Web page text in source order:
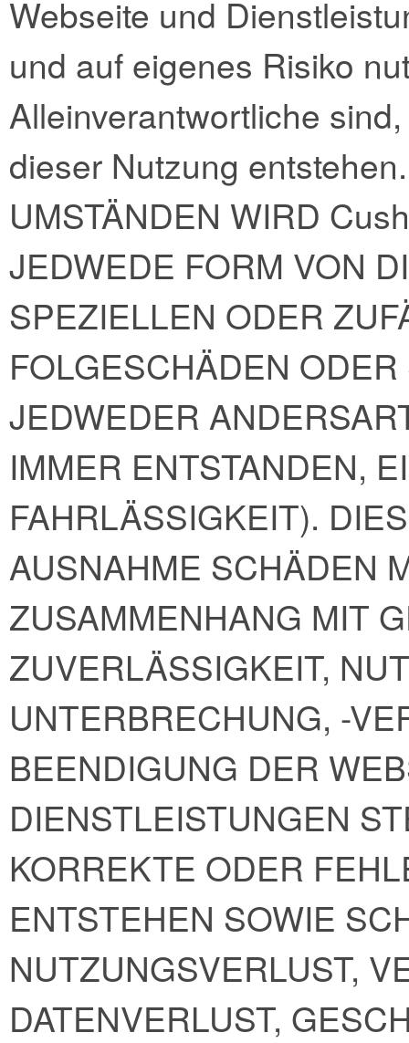
Webseite und
und auf eigenes Risiko
Alleinverantwortliche
dieser Nutzung
UMSTÄNDEN WIRD
JEDWEDE FORM VON
SPEZIELLEN ODER
FOLGESCHÄDEN
JEDWEDER
IMMER ENTSTANDEN,
FAHRLÄSSIGKEIT).
AUSNAHME SCHÄDEN
ZUSAMMENHANG MIT
ZUVERLÄSSIGKEIT,
UNTERBRECHUNG, -
BEENDIGUNG DER
DIENSTLEISTUNGEN
KORREKTE ODER
ENTSTEHEN SOWIE
NUTZUNGSVERLUST,
DATENVERLUST,